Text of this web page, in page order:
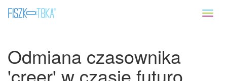
Odmiana czasownika
'creer' w czasie futuro